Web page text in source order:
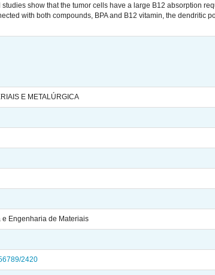
show that the tumor cells have a large B12 absorption
with both compounds, BPA and B12 vitamin, the dendritic
E METALÚRGICA
e Engenharia de Materiais
2420